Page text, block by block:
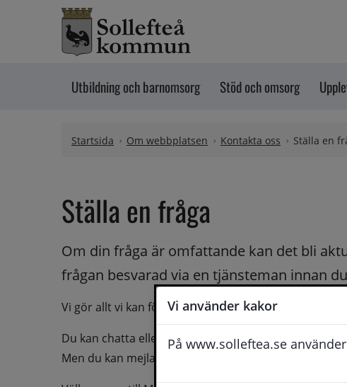
Vi använder kakor
På www.solleftea.se
Hoppa till innehåll
Utbildning och barnomsorg Stöd och omsorg
Startsida Om webbplatsen Kontakta oss Ställa en
Ställa en fråga
Om din fråga är omfattande kan det bli
frågan besvarad via en tjänsteman innan
Vi gör allt vi kan för att du ska få hjälp och svar på
Du kan chatta eller ringa oss med din fråga så
Men du kan mejla oss din fråga dygnt runt och du få